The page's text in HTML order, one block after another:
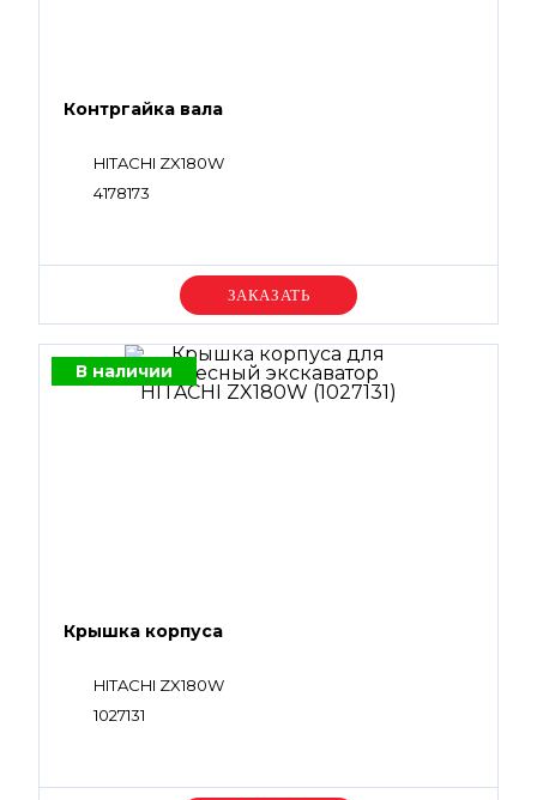
Контргайка вала
HITACHI ZX180W
4178173
Уточняйте цену
В наличии
Крышка корпуса
HITACHI ZX180W
1027131